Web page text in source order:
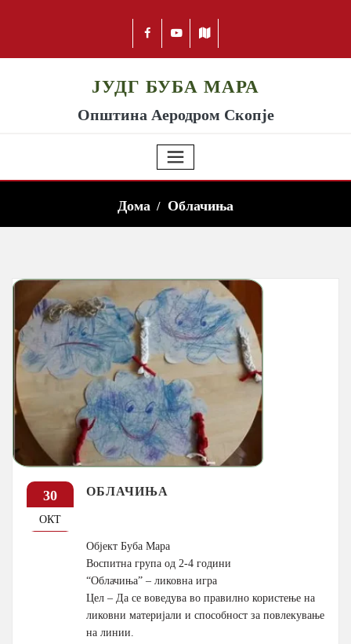
ЈУДГ БУБА МАРА
Општина Аеродром Скопје
Дома Облачиња
30
ОКТ
ОБЛАЧИЊА
Објект Буба Мара
Воспитна група од 2-4 години
“Облачиња” – ликовна игра
Цел – Да се воведува во правилно користење на
ликовни материјали и способност за повлекување
на линии.